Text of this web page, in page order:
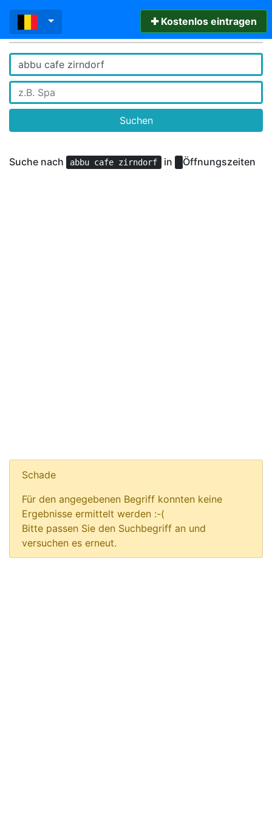
✚ Kostenlos eintragen
Suchen
Suche nach abbu cafe zirndorf in Öffnungszeiten
Schade
Für den angegebenen Begriff konnten keine
Ergebnisse ermittelt werden :-(
Bitte passen Sie den Suchbegriff an und
versuchen es erneut.